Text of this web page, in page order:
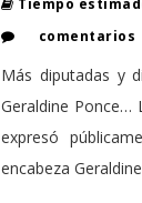
Tiempo
comentarios
Más diputadas y
Geraldine Ponce…
expresó
encabeza